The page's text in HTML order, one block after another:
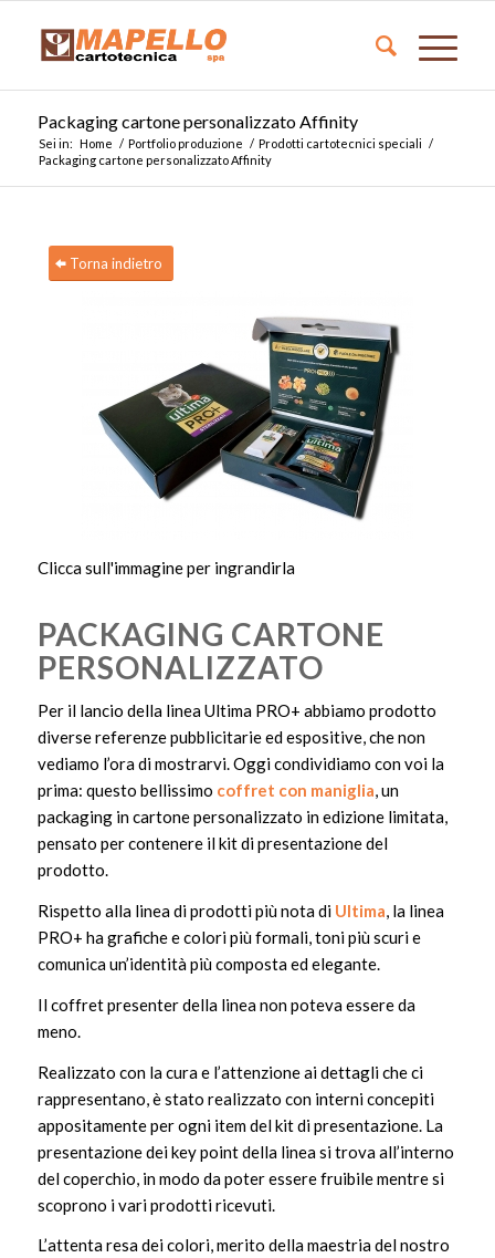
Packaging cartone personalizzato Affinity
Sei in: Home / Portfolio produzione / Prodotti cartotecnici speciali /
Packaging cartone personalizzato Affinity
Torna indietro
Clicca sull'immagine per ingrandirla
PACKAGING CARTONE
PERSONALIZZATO
Per il lancio della linea Ultima PRO+ abbiamo prodotto
diverse referenze pubblicitarie ed espositive, che non
vediamo l’ora di mostrarvi. Oggi condividiamo con voi la
prima: questo bellissimo coffret con maniglia, un
packaging in cartone personalizzato in edizione limitata,
pensato per contenere il kit di presentazione del
prodotto.
Rispetto alla linea di prodotti più nota di Ultima, la linea
PRO+ ha grafiche e colori più formali, toni più scuri e
comunica un’identità più composta ed elegante.
Il coffret presenter della linea non poteva essere da
meno.
Realizzato con la cura e l’attenzione ai dettagli che ci
rappresentano, è stato realizzato con interni concepiti
appositamente per ogni item del kit di presentazione. La
presentazione dei key point della linea si trova all’interno
del coperchio, in modo da poter essere fruibile mentre si
scoprono i vari prodotti ricevuti.
L’attenta resa dei colori, merito della maestria del nostro